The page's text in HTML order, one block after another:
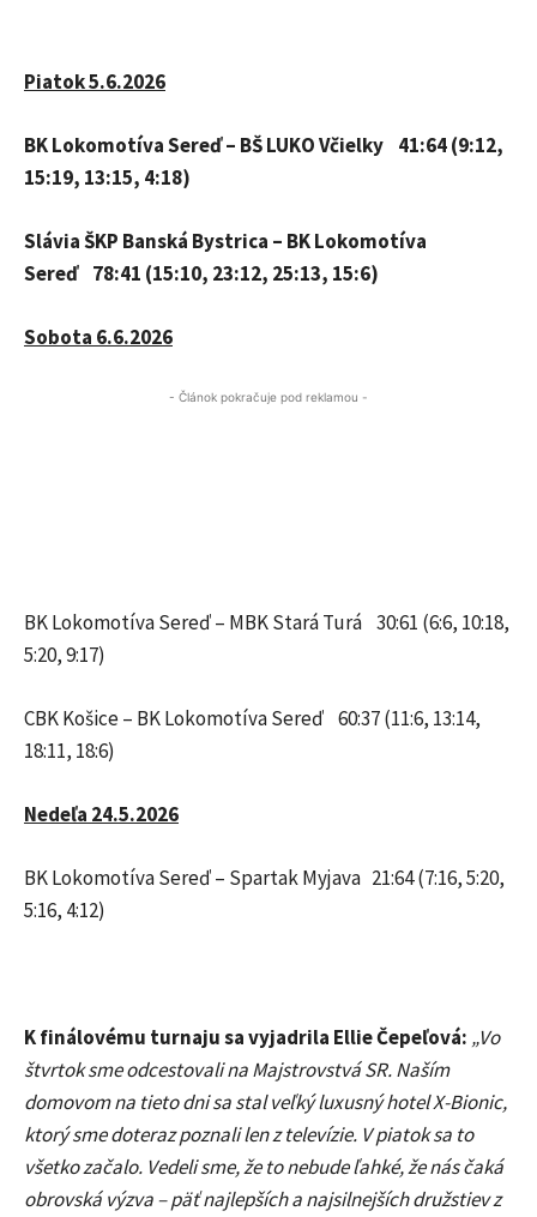
Piatok 5.6.2026
BK Lokomotíva Sereď – BŠ LUKO Včielky 41:64 (9:12,
15:19, 13:15, 4:18)
Slávia ŠKP Banská Bystrica – BK Lokomotíva
Sereď 78:41 (15:10, 23:12, 25:13, 15:6)
Sobota 6.6.2026
- Článok pokračuje pod reklamou -
BK Lokomotíva Sereď – MBK Stará Turá 30:61 (6:6, 10:18,
5:20, 9:17)
CBK Košice – BK Lokomotíva Sereď 60:37 (11:6, 13:14,
18:11, 18:6)
Nedeľa 24.5.2026
BK Lokomotíva Sereď – Spartak Myjava 21:64 (7:16, 5:20,
5:16, 4:12)
K finálovému turnaju sa vyjadrila Ellie Čepeľová: „Vo
štvrtok sme odcestovali na Majstrovstvá SR. Naším
domovom na tieto dni sa stal veľký luxusný hotel X-Bionic,
ktorý sme doteraz poznali len z televízie. V piatok sa to
všetko začalo. Vedeli sme, že to nebude ľahké, že nás čaká
obrovská výzva – päť najlepších a najsilnejších družstiev z